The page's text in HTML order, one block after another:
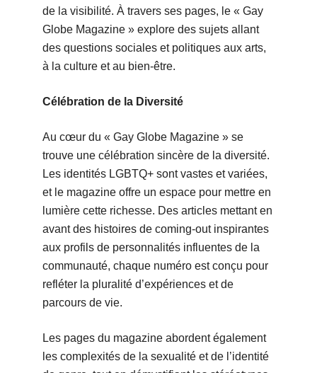
de la visibilité. À travers ses pages, le « Gay
Globe Magazine » explore des sujets allant
des questions sociales et politiques aux arts,
à la culture et au bien-être.
Célébration de la Diversité
Au cœur du « Gay Globe Magazine » se
trouve une célébration sincère de la diversité.
Les identités LGBTQ+ sont vastes et variées,
et le magazine offre un espace pour mettre en
lumière cette richesse. Des articles mettant en
avant des histoires de coming-out inspirantes
aux profils de personnalités influentes de la
communauté, chaque numéro est conçu pour
refléter la pluralité d’expériences et de
parcours de vie.
Les pages du magazine abordent également
les complexités de la sexualité et de l’identité